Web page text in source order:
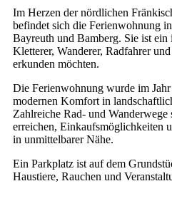
Im Herzen der nördlichen
befindet sich die Ferienwohnung
Bayreuth und Bamberg. Sie ist
Kletterer, Wanderer, Radfahrer
erkunden möchten.
Die Ferienwohnung wurde im
modernen Komfort in
Zahlreiche Rad- und
erreichen, Einkaufsmöglichkeiten
in unmittelbarer Nähe.
Ein Parkplatz ist auf dem
Haustiere, Rauchen und